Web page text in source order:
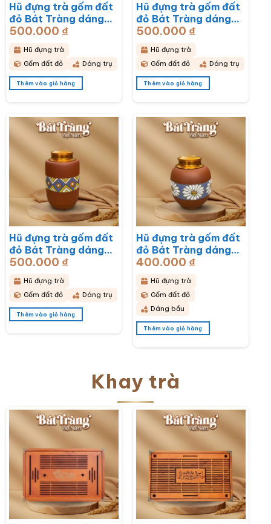
Hũ đựng trà gốm đất
đỏ Bát Tràng dáng
trụ hoạ tiết hoa mai
trắng BT-HĐT13
500.000 ₫
Hũ đựng trà
Gốm đất đỏ
Dáng trụ
Thêm vào giỏ hàng
Hũ đựng trà gốm đất
đỏ Bát Tràng dáng
trụ hoạ tiết hoa sen
BT-HĐT12
500.000 ₫
Hũ đựng trà
Gốm đất đỏ
Dáng trụ
Thêm vào giỏ hàng
Hũ đựng trà gốm đất
đỏ Bát Tràng dáng
bầu hoạ tiết thổ cẩm
BT-HĐT11
500.000 ₫
Hũ đựng trà
Gốm đất đỏ
Dáng trụ
Thêm vào giỏ hàng
Hũ đựng trà gốm đất
đỏ Bát Tràng dáng
bầu hoạ tiết hoa cúc
hoạ mi trắng BT-
HĐT10
400.000 ₫
Hũ đựng trà
Gốm đất đỏ
Dáng bầu
Thêm vào giỏ hàng
Khay trà